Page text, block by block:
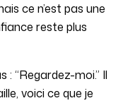
ce n’est pas une
reste plus
: “Regardez-moi.” Il
voici ce que je